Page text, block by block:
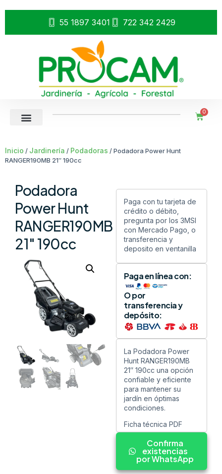
55 1897 3401 722 342 2429
0
Inicio / Jardinería / Podadoras / Podadora Power Hunt
RANGER190MB 21″ 190cc
Podadora
Power Hunt
RANGER190MB
21″ 190cc
Paga con tu tarjeta de
crédito o débito,
pregunta por los 3MSI
con Mercado Pago, o
transferencia y
deposito en ventanilla
Paga en línea con:
O por
transferencia y
depósito:
La Podadora Power
Hunt RANGER190MB
21″ 190cc una opción
confiable y eficiente
para mantener su
jardín en óptimas
condiciones.
Ficha técnica PDF
Confirma
existencias
por WhatsApp